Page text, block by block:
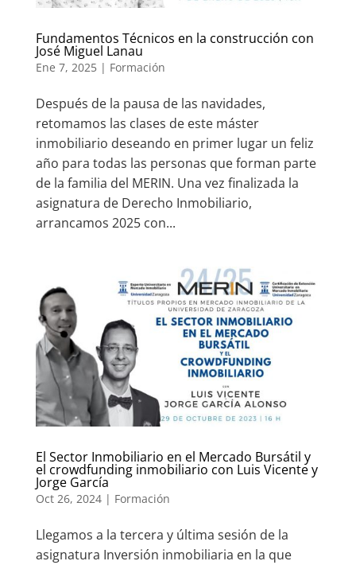
Fundamentos Técnicos en la construcción con
José Miguel Lanau
Ene 7, 2025| Formación
Después de la pausa de las navidades,
retomamos las clases de este máster
inmobiliario deseando en primer lugar un feliz
año para todas las personas que forman parte
de la familia del MERIN. Una vez finalizada la
asignatura de Derecho Inmobiliario,
arrancamos 2025 con...
El Sector Inmobiliario en el Mercado Bursátil y
el crowdfunding inmobiliario con Luis Vicente y
Jorge García
Oct 26, 2024| Formación
Llegamos a la tercera y última sesión de la
asignatura Inversión inmobiliaria en la que